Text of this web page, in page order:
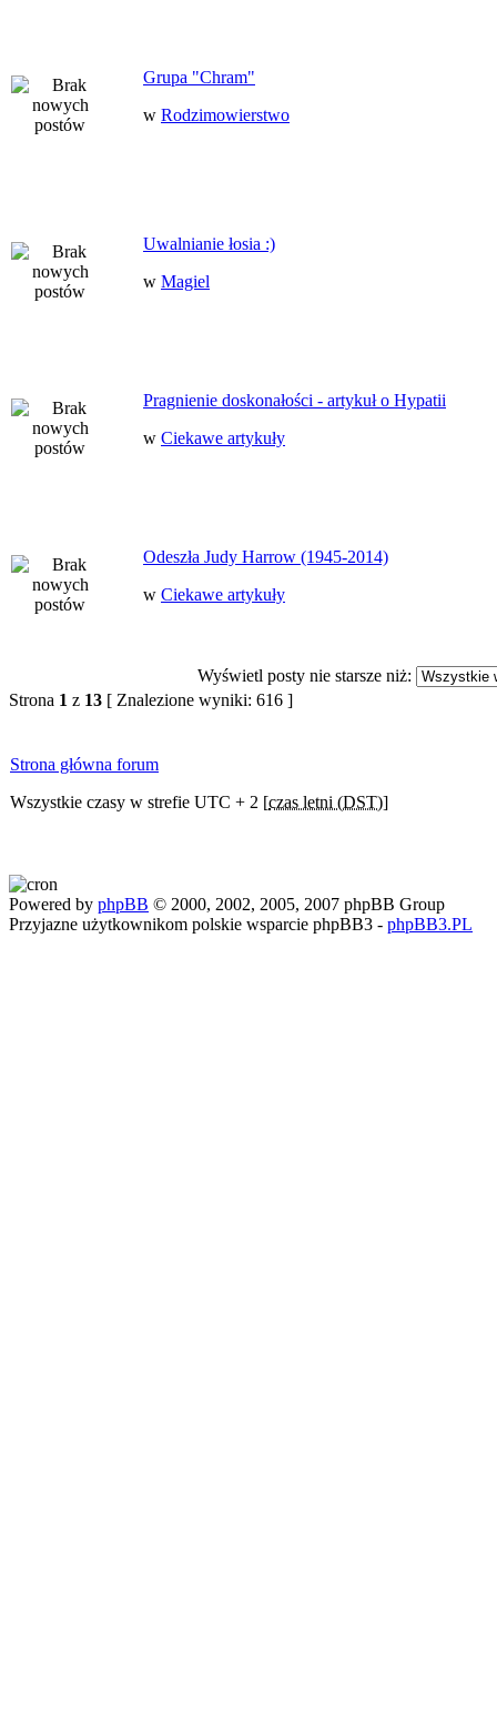
Grupa "Chram"
w Rodzimowierstwo
Uwalnianie łosia :)
w Magiel
Pragnienie doskonałości - artykuł o Hypatii
w Ciekawe artykuły
Odeszła Judy Harrow (1945-2014)
w Ciekawe artykuły
Wyświetl posty nie starsze niż:
Strona 1 z 13 [ Znalezione wyniki: 616 ]
Strona główna forum
Wszystkie czasy w strefie UTC + 2 [czas letni (DST)]
Powered by phpBB © 2000, 2002, 2005, 2007 phpBB Group
Przyjazne użytkownikom polskie wsparcie phpBB3 - phpBB3.PL